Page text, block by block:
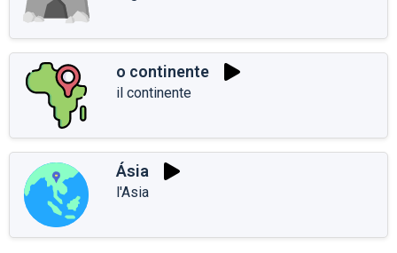
o continente
il continente
Ásia
l'Asia